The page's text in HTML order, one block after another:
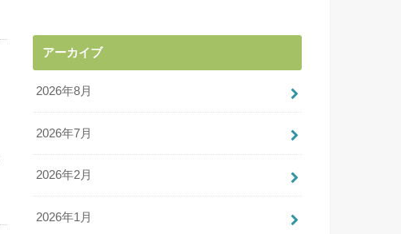
アーカイブ
2026年8月
2026年7月
2026年2月
2026年1月